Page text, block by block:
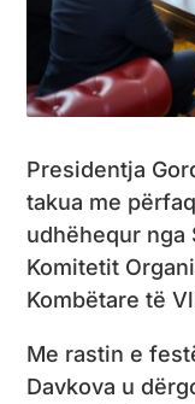
Presidentja
takua me
udhëhequr nga
Komitetit
Kombëtare të
Me rastin e
Davkova u